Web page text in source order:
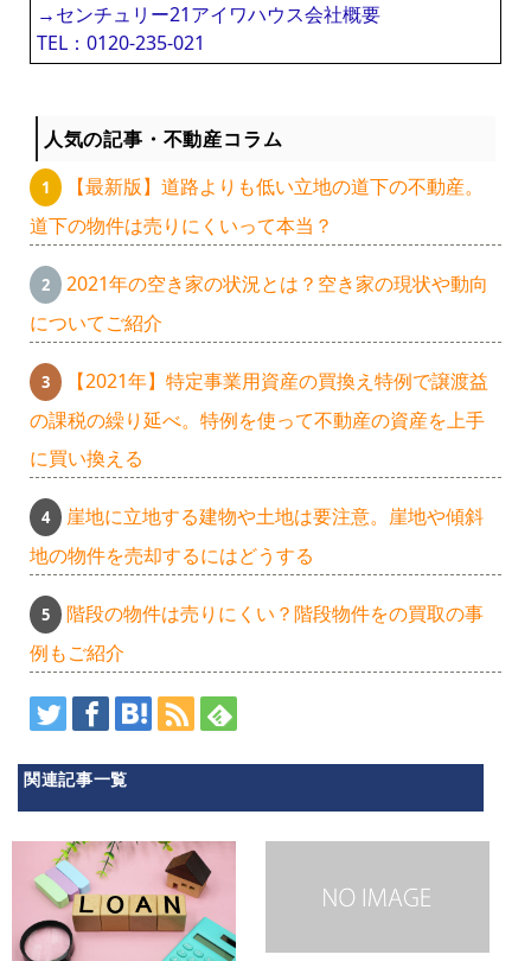
→センチュリー21アイワハウス会社概要
TEL：0120-235-021
人気の記事・不動産コラム
【最新版】道路よりも低い立地の道下の不動産。
道下の物件は売りにくいって本当？
2021年の空き家の状況とは？空き家の現状や動向
についてご紹介
【2021年】特定事業用資産の買換え特例で譲渡益
の課税の繰り延べ。特例を使って不動産の資産を上手
に買い換える
崖地に立地する建物や土地は要注意。崖地や傾斜
地の物件を売却するにはどうする
階段の物件は売りにくい？階段物件をの買取の事
例もご紹介
関連記事一覧